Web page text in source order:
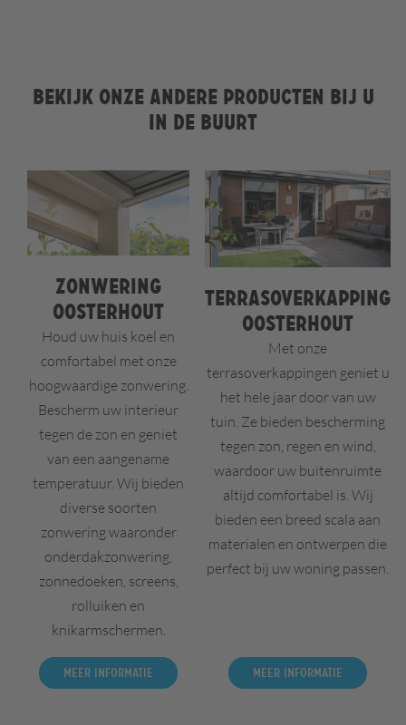
Bekijk onze andere producten bij u
in de buurt
Zonwering
Oosterhout
Houd uw huis koel en
comfortabel met onze
hoogwaardige zonwering.
Bescherm uw interieur
tegen de zon en geniet
van een aangename
temperatuur. Wij bieden
diverse soorten
zonwering waaronder
onderdakzonwering,
zonnedoeken, screens,
rolluiken en
knikarmschermen.
Meer informatie
Terrasoverkapping
Oosterhout
Met onze
terrasoverkappingen geniet u
het hele jaar door van uw
tuin. Ze bieden bescherming
tegen zon, regen en wind,
waardoor uw buitenruimte
altijd comfortabel is. Wij
bieden een breed scala aan
materialen en ontwerpen die
perfect bij uw woning passen.
Meer informatie